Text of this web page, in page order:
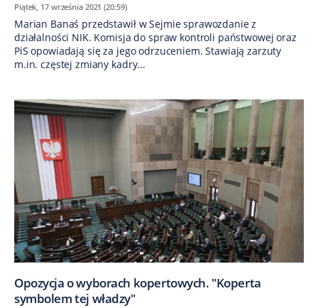
Piątek, 17 września 2021 (20:59)
Marian Banaś przedstawił w Sejmie sprawozdanie z
działalności NIK. Komisja do spraw kontroli państwowej oraz
PiS opowiadają się za jego odrzuceniem. Stawiają zarzuty
m.in. częstej zmiany kadry...
Opozycja o wyborach kopertowych. "Koperta
symbolem tej władzy"